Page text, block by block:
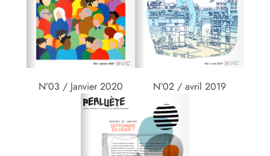
N°03 / Janvier 2020 N°02 / avril 2019